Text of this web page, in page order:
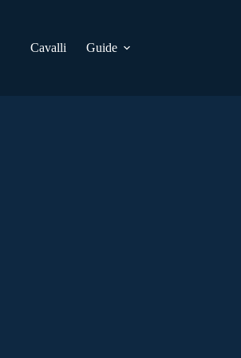
Cavalli Guide